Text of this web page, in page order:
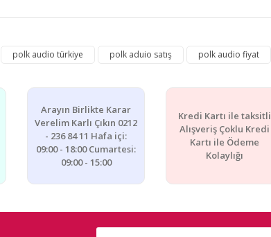
Bu ürüne ilk yorumu siz yapın!
polk audio türkiye polk aduio satış polk audio fiyat
Arayın Birlikte Karar
Verelim Karlı Çıkın 0212
- 236 84 11 Hafa içi:
09:00 - 18:00 Cumartesi:
09:00 - 15:00
Kredi Kartı ile taksitli
Alışveriş Çoklu Kredi
Kartı ile Ödeme
Kolaylığı